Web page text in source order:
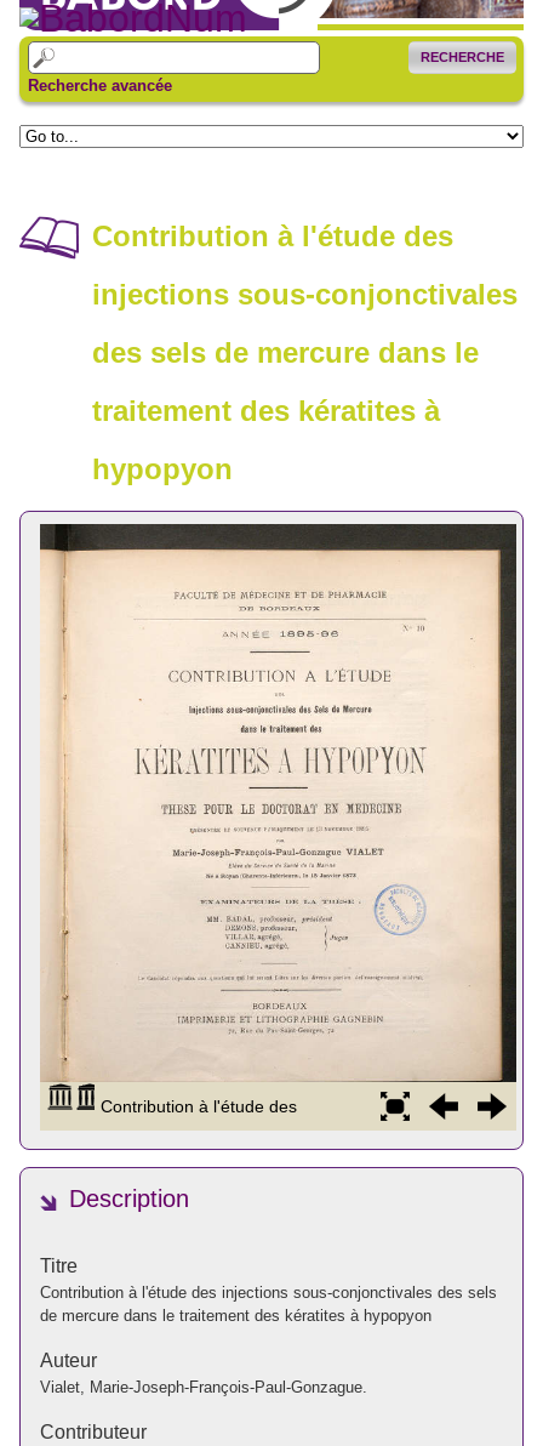
RECHERCHE
Recherche avancée
Contribution à l'étude des
injections sous-conjonctivales
des sels de mercure dans le
traitement des kératites à
hypopyon
Description
Titre
Contribution à l'étude des injections sous-conjonctivales des sels
de mercure dans le traitement des kératites à hypopyon
Auteur
Vialet, Marie-Joseph-François-Paul-Gonzague.
Contributeur